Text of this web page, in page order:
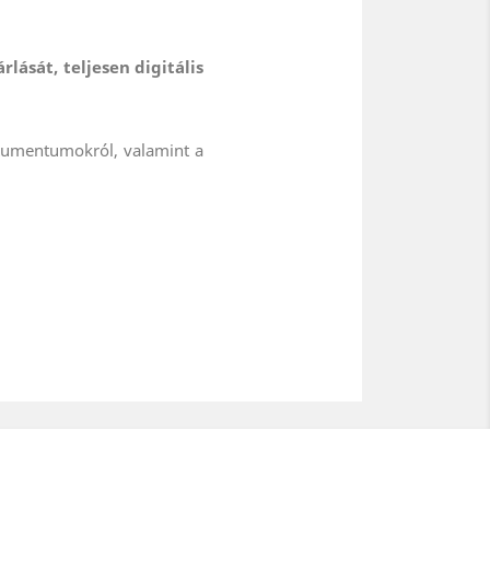
teljesen digitális
valamint a